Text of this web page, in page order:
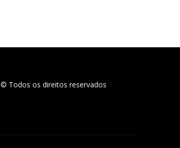
© Todos os direitos reservados